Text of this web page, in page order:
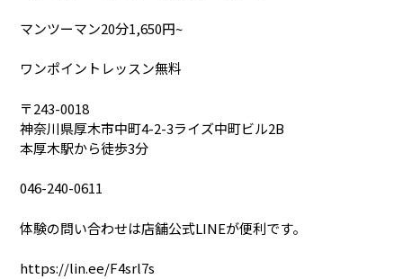
マンツーマン20分1,650円~
ワンポイントレッスン無料
〒243-0018
神奈川県厚木市中町4-2-3ライズ中町ビル2B
本厚木駅から徒歩3分
046-240-0611
体験の問い合わせは店舗公式LINEが便利です。
https://lin.ee/F4srl7s